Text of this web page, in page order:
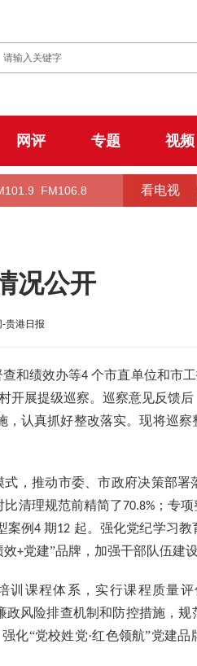
网评 专题 视频
FM106.8 看电视
况公开
贵港日报
和绩效办等4个市直单位和市
开展提级巡察。巡察意见反馈
认真抓好整改落实。现将巡
，推动市委、市政府决策部
清理规范前精简了70.8%；专项
案例4期12 起。强化党纪学习
效+党建”品牌，加强干部队伍建设
训课程体系，实行课程质量
风险排查机制和防控措施，
化“党校姓党·红色领航”党建品